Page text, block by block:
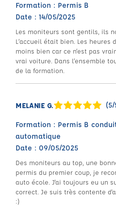
Formation : Permis B
Date : 14/05/2025
Les moniteurs sont gentils, ils
L’accueil était bien. Les
moins bien car ce n’est pas
vrai voiture. Dans l’ensemble
de la formation.
MELANIE G. (5/
Formation : Permis B
automatique
Date : 09/05/2025
Des moniteurs au top, une
permis du premier coup, je
auto école. J'ai toujours eu un
correct. Je suis très contente
:)